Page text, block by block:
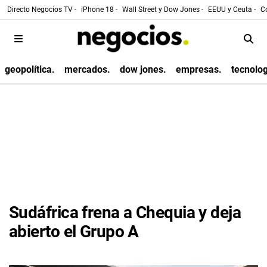
Directo Negocios TV - iPhone 18 - Wall Street y Dow Jones - EEUU y Ceuta -
geopolítica. mercados. dow jones. empresas.
Sudáfrica frena a Chequia y deja
abierto el Grupo A